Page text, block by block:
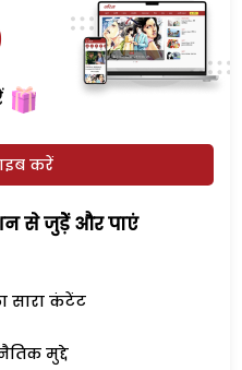
करें
से जुड़ेें और पाएं
सारा कंटेंट
मुद्दे